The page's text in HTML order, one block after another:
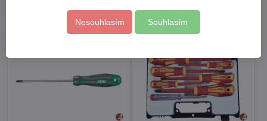
Nesouhlasím Souhlasím